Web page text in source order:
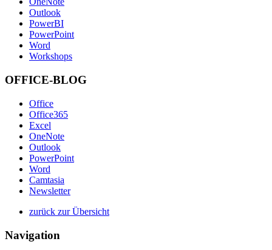
Outlook
PowerBI
PowerPoint
Word
Workshops
OFFICE-BLOG
Office
Office365
Excel
OneNote
Outlook
PowerPoint
Word
Camtasia
Newsletter
zurück zur Übersicht
Navigation